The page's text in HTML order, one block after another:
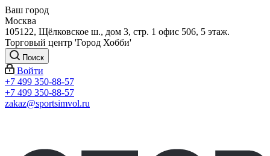
Ваш город
Москва
105122, Щёлковское ш., дом 3, стр. 1 офис 506, 5 этаж.
Торговый центр 'Город Хобби'
Поиск
Войти
+7 499 350-88-57
+7 499 350-88-57
zakaz@sportsimvol.ru